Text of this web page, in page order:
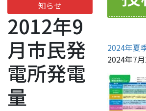
知らせ
2012年9
月市民発
電所発電
量
2024年夏
2024年7